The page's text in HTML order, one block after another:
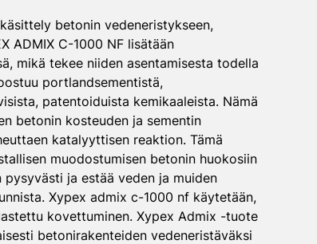
betonin vedeneristykseen,
ADMIX C-1000 NF lisätään
mikä tekee niiden asentamisesta todella
portlandsementistä,
patentoiduista kemikaaleista. Nämä
betonin kosteuden ja sementin
katalyyttisen reaktion. Tämä
muodostumisen betonin huokosiin
ja estää veden ja muiden
Xypex admix c-1000 nf käytetään,
kovettuminen. Xypex Admix -tuote
betonirakenteiden vedeneristäväksi